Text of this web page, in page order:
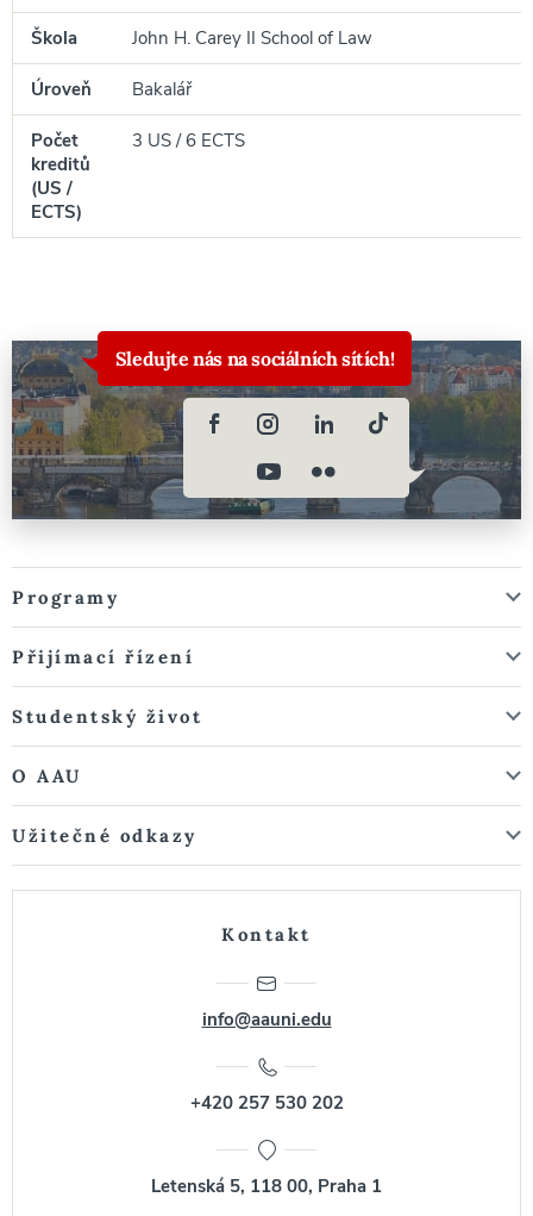
Škola John H. Carey II School of Law
Úroveň Bakalář
Počet
kreditů
(US /
ECTS)
3 US / 6 ECTS
Sledujte nás na sociálních sítích!
Programy
Přijímací řízení
Studentský život
O AAU
Užitečné odkazy
Kontakt
info@aauni.edu
+420 257 530 202
Letenská 5, 118 00, Praha 1